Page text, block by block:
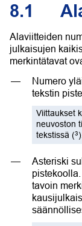
8.1
Alaviitteiden
julkaisujen
merkintätavat
Numero
tekstin
Viittaukset
neuvoston
tekstissä (3).
Asteriski
tavoin